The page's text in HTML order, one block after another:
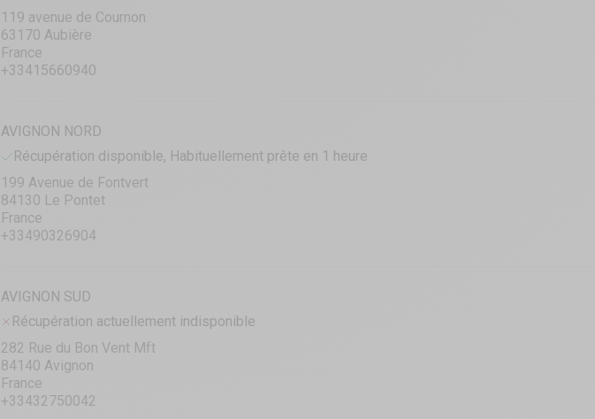
119 avenue de Cournon
63170 Aubière
France
+33415660940
AVIGNON NORD
Récupération disponible, Habituellement prête en 1 heure
199 Avenue de Fontvert
84130 Le Pontet
France
+33490326904
AVIGNON SUD
Récupération actuellement indisponible
282 Rue du Bon Vent Mft
84140 Avignon
France
+33432750042